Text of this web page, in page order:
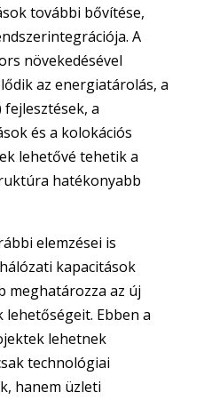
további bővítése,
A
növekedésével
az energiatárolás, a
a
és a kolokációs
lehetővé tehetik a
hatékonyabb
elemzései is
kapacitások
meghatározza az új
Ebben a
lehetnek
technológiai
hanem üzleti